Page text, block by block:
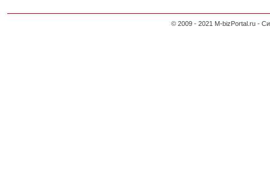
© 2009 - 2021 M-bizPortal.ru -